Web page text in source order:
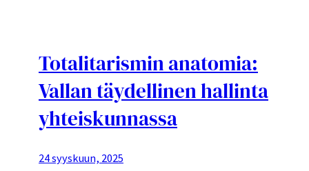
Totalitarismin anatomia:
Vallan täydellinen hallinta
yhteiskunnassa
24 syyskuun, 2025